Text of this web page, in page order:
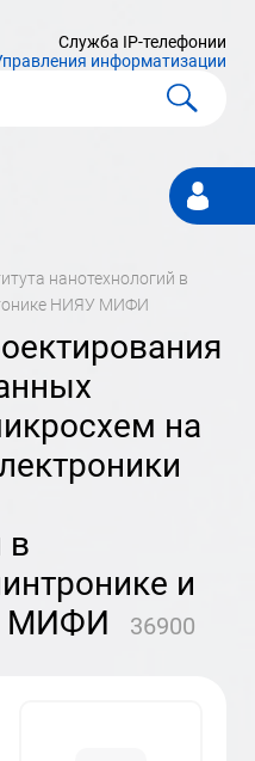
Служба IP-телефонии
информатизации
Личный
кабинет
НИЯУ МИФИ
на
в
и
МИФИ
36900